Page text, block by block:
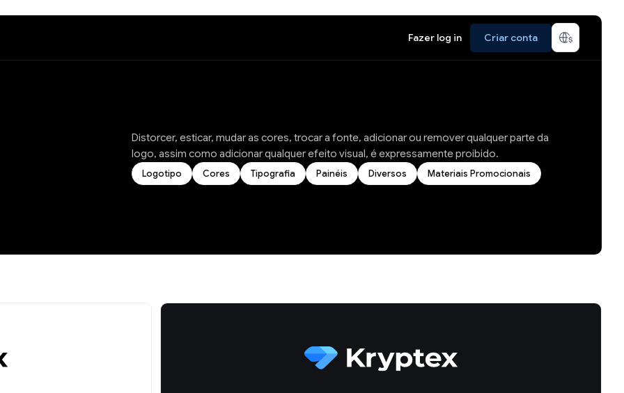
Fazer log in Criar conta
Distorcer, esticar, mudar as cores, trocar a fonte, adicionar ou remover qualquer parte da
logo, assim como adicionar qualquer efeito visual, é expressamente proibido.
Logotipo Cores Tipografia Painéis Diversos Materiais Promocionais